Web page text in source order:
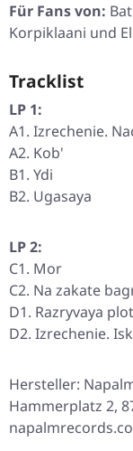
Für Fans von:
Korpiklaani und
Tracklist
LP 1:
A1. Izrechenie.
A2. Kob'
B1. Ydi
B2. Ugasaya
LP 2:
C1. Mor
C2. Na zakate
D1. Razryvaya
D2. Izrechenie.
Hersteller:
Hammerplatz 2,